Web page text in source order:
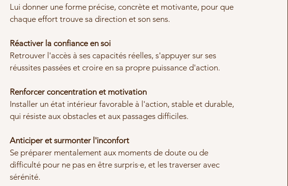
Lui donner une forme précise, concrète et motivante, pour que
chaque effort trouve sa direction et son sens.
Réactiver la confiance en soi
Retrouver l'accès à ses capacités réelles, s'appuyer sur ses
réussites passées et croire en sa propre puissance d'action.
Renforcer concentration et motivation
Installer un état intérieur favorable à l'action, stable et durable,
qui résiste aux obstacles et aux passages difficiles.
Anticiper et surmonter l'inconfort
Se préparer mentalement aux moments de doute ou de
difficulté pour ne pas en être surpris·e, et les traverser avec
sérénité.